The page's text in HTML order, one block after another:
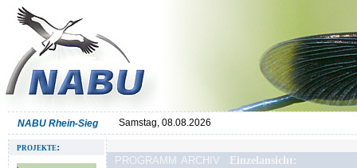
NABU Rhein-Sieg Samstag, 08.08.2026
projekte:
programm archiv Einzelansicht: